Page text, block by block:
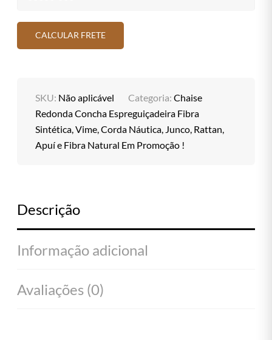
SKU: Não aplicável Categoria:Chaise
Redonda Concha Espreguiçadeira Fibra
Sintética, Vime, Corda Náutica, Junco, Rattan,
Apuí e Fibra Natural Em Promoção !
Descrição
Informação adicional
Avaliações (0)